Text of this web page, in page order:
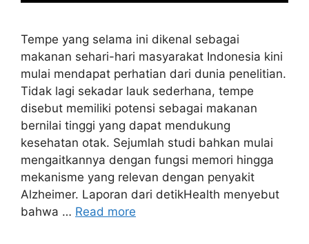
Tempe yang selama ini dikenal sebagai
makanan sehari-hari masyarakat Indonesia kini
mulai mendapat perhatian dari dunia penelitian.
Tidak lagi sekadar lauk sederhana, tempe
disebut memiliki potensi sebagai makanan
bernilai tinggi yang dapat mendukung
kesehatan otak. Sejumlah studi bahkan mulai
mengaitkannya dengan fungsi memori hingga
mekanisme yang relevan dengan penyakit
Alzheimer. Laporan dari detikHealth menyebut
bahwa … Read more